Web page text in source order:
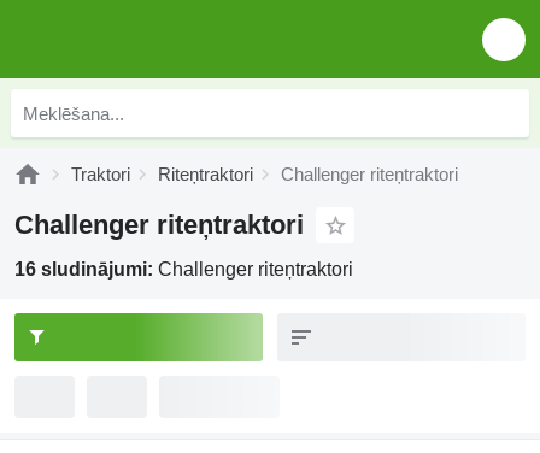
Traktori Riteņtraktori Challenger riteņtraktori
Challenger riteņtraktori
16 sludinājumi: Challenger riteņtraktori